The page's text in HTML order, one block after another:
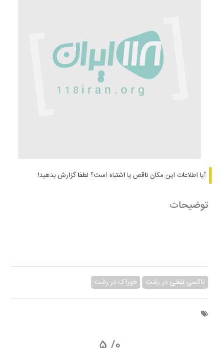
آیا اطلاعات این مکان ناقص یا اشتباه است؟ لطفا گزارش بدهید!
توضیحات
تاکسی تلفنی در رشت خوراک در رشت